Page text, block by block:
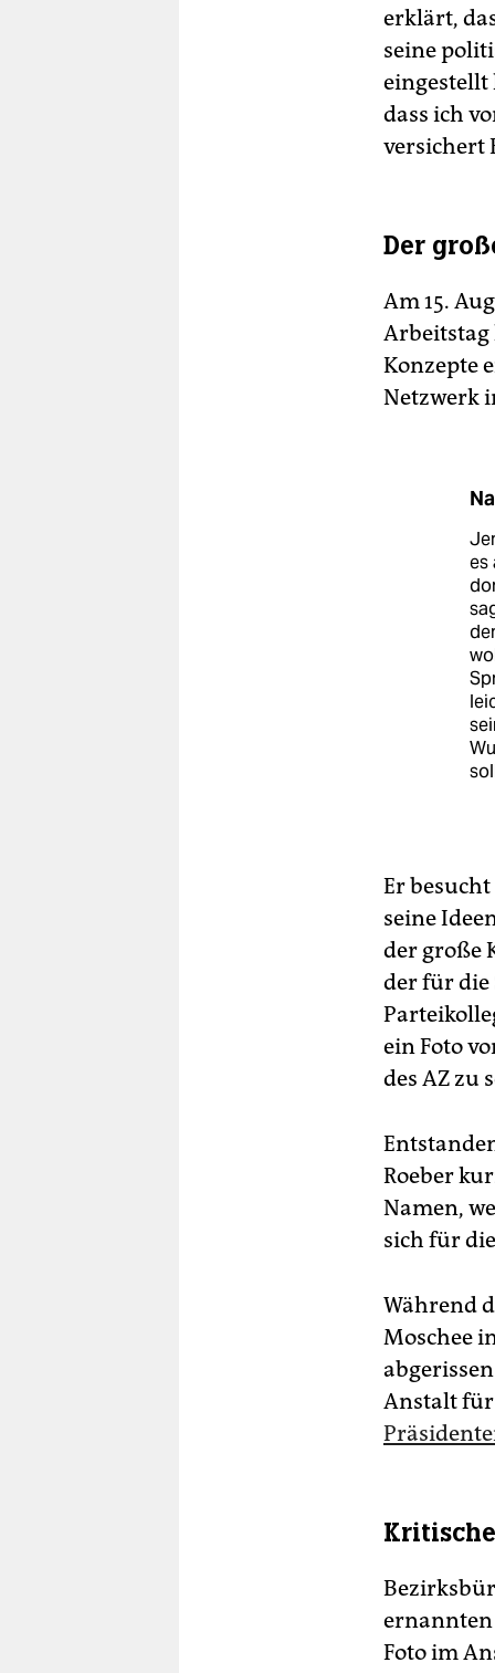
erklärt,
seine
eingestellt
dass ich
versichert
Der
Am 15.
Arbeitstag
Konzepte
Netzwerk
es
Er
seine
der große
der für die
ein Foto
des AZ zu
Roeber
Namen,
sich für
Während
Moschee
Anstalt für
ernannten
Foto im